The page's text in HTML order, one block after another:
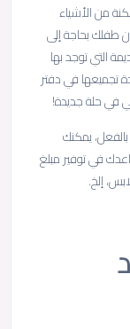
من الأشياء
طفلك بحاجة إلى
التي توجد بها
تجميعها في دفتر
في حلة جديدة!
يمكنك
في توفير مبلغ
إلخ.